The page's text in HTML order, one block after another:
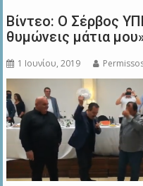
Βίντεο: Ο Σέρβος
θυμώνεις μάτια
1 Ιουνίου, 2019